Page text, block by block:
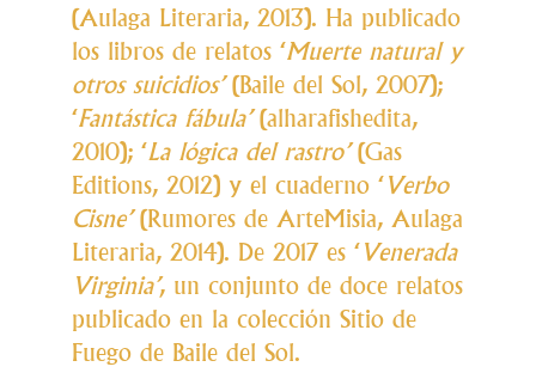
(Aulaga Literaria, 2013). Ha publicado
los libros de relatos ‘Muerte natural y
otros suicidios’(Baile del Sol, 2007);
‘Fantástica fábula’(alharafishedita,
2010); ‘La lógica del rastro’(Gas
Editions, 2012) y el cuaderno ‘Verbo
Cisne’(Rumores de ArteMisia, Aulaga
Literaria, 2014). De 2017 es ‘Venerada
Virginia’, un conjunto de doce relatos
publicado en la colección Sitio de
Fuego de Baile del Sol.